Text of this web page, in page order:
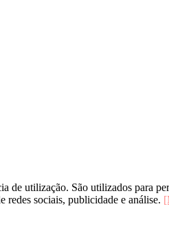
utilização. São utilizados para
redes sociais, publicidade e análise.